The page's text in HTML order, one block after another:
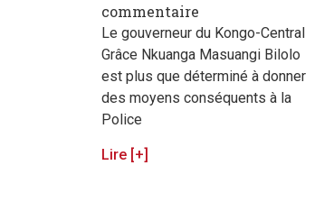
commentaire
Le gouverneur du Kongo-Central
Grâce Nkuanga Masuangi Bilolo
est plus que déterminé à donner
des moyens conséquents à la
Police
Lire [+]